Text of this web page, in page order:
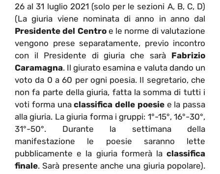
26 al 31 luglio 2021 (solo per le sezioni A, B, C, D)
(La giuria viene nominata di anno in anno dal
Presidente del Centroe le norme di valutazione
vengono prese separatamente, previo incontro
con il Presidente di giuria che sarà Fabrizio
Caramagna. Il giurato esamina e valuta dando un
voto da 0 a 60 per ogni poesia. Il segretario, che
non fa parte della giuria, fatta la somma di tutti i
voti forma unaclassifica delle poesiee la passa
alla giuria. La giuria forma i gruppi: 1°-15°, 16°-30°,
31°-50°. Durante la settimana della
manifestazione le poesie saranno lette
pubblicamente e la giuria formerà la classifica
finale. Sarà presente anche una giuria popolare).